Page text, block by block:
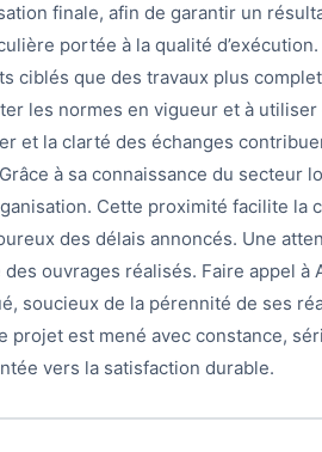
finale, afin de garantir un
portée à la qualité
ciblés que des travaux plus
les normes en vigueur et à
et la clarté des échanges
à sa connaissance du secteur
Cette proximité facilite la
des délais annoncés. Une
ouvrages réalisés. Faire appel à
soucieux de la pérennité de ses
projet est mené avec constance,
vers la satisfaction durable.